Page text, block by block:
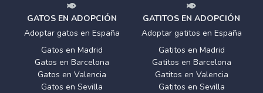
GATOS EN ADOPCIÓN
Adoptar gatos en España
Gatos en Madrid
Gatos en Barcelona
Gatos en Valencia
Gatos en Sevilla
GATITOS EN ADOPCIÓN
Adoptar gatitos en España
Gatitos en Madrid
Gatitos en Barcelona
Gatitos en Valencia
Gatitos en Sevilla